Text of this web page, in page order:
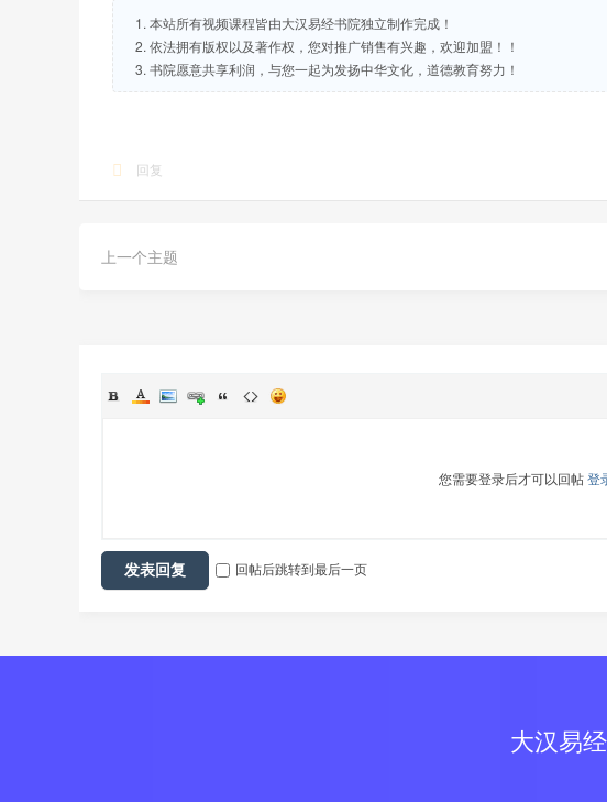
1. 本站所有视频课程皆由大汉易经书院独立制作完成！
2. 依法拥有版权以及著作权，您对推广销售有兴趣，欢迎加盟！！
3. 书院愿意共享利润，与您一起为发扬中华文化，道德教育努力！
回复
上一个主题
您需要登录后才可以回帖登
发表回复 回帖后跳转到最后一页
大汉易